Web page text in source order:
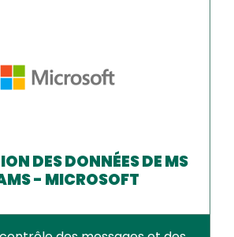
DES DONNÉES DE MS
- MICROSOFT